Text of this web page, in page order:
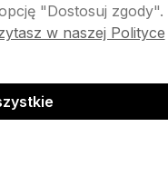
"Dostosuj zgody".
w naszej Polityce